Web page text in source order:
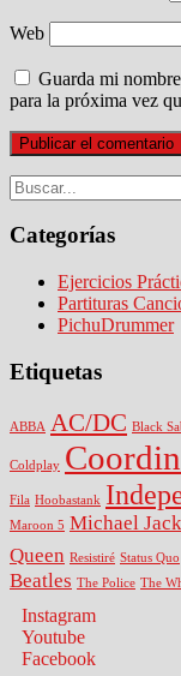
Web
Guarda mi
para la próxima vez
Categorías
Ejercicios
Partituras
PichuDrummer
Etiquetas
ABBA AC/DC Black
Coldplay
Fila Hoobastank
Maroon 5 Michael
Queen Resistiré Status Quo
Beatles The Police The
Instagram
Youtube
Facebook